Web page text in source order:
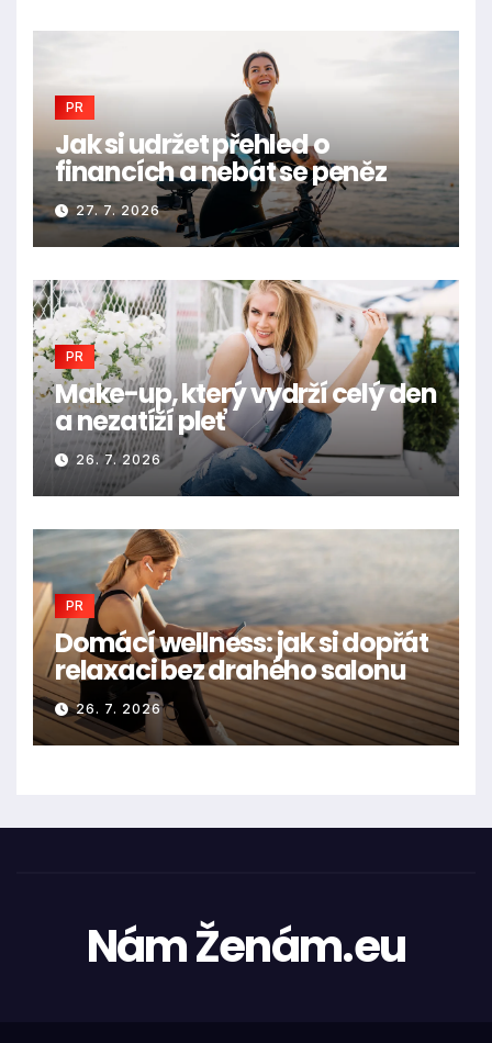
PR
Jak si udržet přehled o
financích a nebát se peněz
27. 7. 2026
PR
Make-up, který vydrží celý den
a nezatíží pleť
26. 7. 2026
PR
Domácí wellness: jak si dopřát
relaxaci bez drahého salonu
26. 7. 2026
Nám Ženám.eu